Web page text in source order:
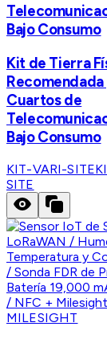
Bajo Consumo
Kit de Tierra
Recomendada
Cuartos de
Bajo Consumo
KIT-VARI-SITE
SITE
MILESIGHT